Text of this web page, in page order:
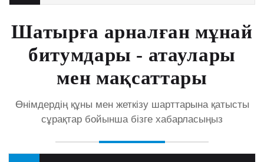
Шатырға арналған мұнай
битумдары - атаулары
мен мақсаттары
Өнімдердің құны мен жеткізу шарттарына қатысты
сұрақтар бойынша бізге хабарласыңыз